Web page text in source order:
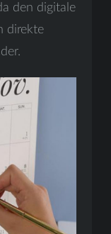
den digitale
direkte